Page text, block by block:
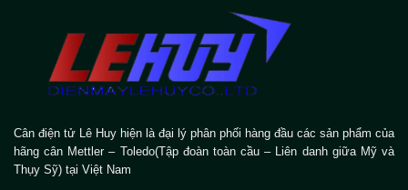
Cân điện tử Lê Huy hiện là đại lý phân phối hàng đầu các sản phẩm của
hãng cân Mettler – Toledo(Tập đoàn toàn cầu – Liên danh giữa Mỹ và
Thụy Sỹ) tại Việt Nam